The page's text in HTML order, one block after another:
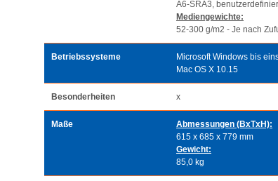
A6-SRA3,
Mediengewichte:
52-300 g/m2 - Je nach
Betriebssysteme
Microsoft Windows bis
Mac OS X 10.15
Besonderheiten x
Maße
Abmessungen (BxTxH):
615 x 685 x 779 mm
Gewicht:
85,0 kg